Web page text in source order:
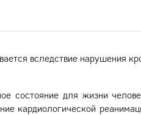
вследствие нарушения
состояние для жизни
кардиологической